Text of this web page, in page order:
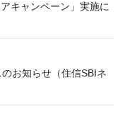
キャンペーン」実施に
お知らせ（住信SBIネ